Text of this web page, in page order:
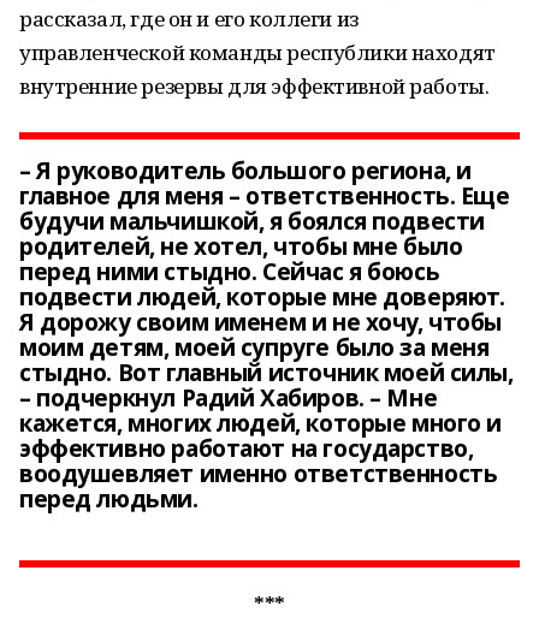
рассказал, где он и его коллеги из
управленческой команды республики находят
внутренние резервы для эффективной работы.
– Я руководитель большого региона, и
главное для меня – ответственность. Еще
будучи мальчишкой, я боялся подвести
родителей, не хотел, чтобы мне было
перед ними стыдно. Сейчас я боюсь
подвести людей, которые мне доверяют.
Я дорожу своим именем и не хочу, чтобы
моим детям, моей супруге было за меня
стыдно. Вот главный источник моей силы,
– подчеркнул Радий Хабиров. – Мне
кажется, многих людей, которые много и
эффективно работают на государство,
воодушевляет именно ответственность
перед людьми.
***